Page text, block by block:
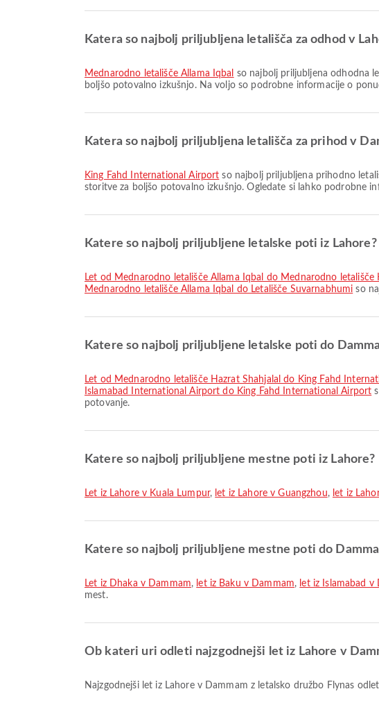
Katera so najbolj priljubljena letališča za odhod v
Mednarodno letališče Allama Iqbal
so najbolj priljubljena odhodna
boljšo potovalno izkušnjo. Na voljo so podrobne informacije o
Katera so najbolj priljubljena letališča za prihod v
King Fahd International Airport so najbolj priljubljena prihodno
storitve za boljšo potovalno izkušnjo. Ogledate si lahko podrobne
Katere so najbolj priljubljene letalske poti iz Lahore?
let od Mednarodno letališče Allama Iqbal do Mednarodno letališče
Mednarodno letališče Allama Iqbal do Letališče Suvarnabhumi so
Katere so najbolj priljubljene letalske poti do
let od Mednarodno letališče Hazrat Shahjalal do King Fahd
Islamabad International Airport do King Fahd International Airport
potovanje.
Katere so najbolj priljubljene mestne poti iz Lahore?
let iz Lahore v Kuala Lumpur, let iz Lahore v Guangzhou, let iz
Katere so najbolj priljubljene mestne poti do
let iz Dhaka v Dammam, let iz Baku v Dammam, let iz Islamabad v
mest.
Ob kateri uri odleti najzgodnejši let iz Lahore v
Najzgodnejši let iz Lahore v Dammam z letalsko družbo Flynas